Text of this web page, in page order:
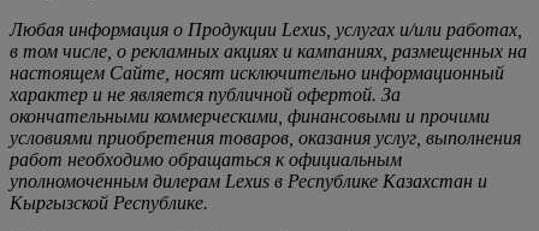
Любая информация о Продукции Lexus, услугах и/или работах,
в том числе, о рекламных акциях и кампаниях, размещенных на
настоящем Cайте, носят исключительно информационный
характер и не является публичной офертой. За
окончательными коммерческими, финансовыми и прочими
условиями приобретения товаров, оказания услуг, выполнения
работ необходимо обращаться к официальным
уполномоченным дилерам Lexus в Республике Казахстан и
Кыргызской Республике.